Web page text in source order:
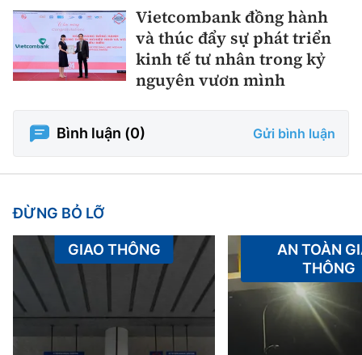
Vietcombank đồng hành
và thúc đẩy sự phát triển
kinh tế tư nhân trong kỷ
nguyên vươn mình
Bình luận (0) Gửi bình luận
ĐỪNG BỎ LỠ
GIAO THÔNG
AN TOÀN
THÔNG